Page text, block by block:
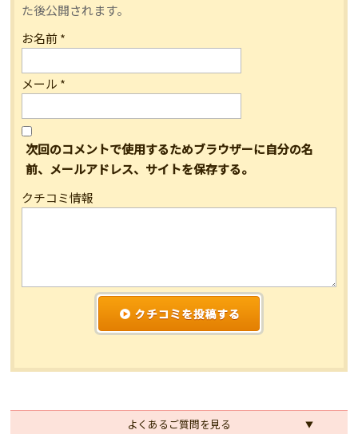
た後公開されます。
お名前*
メール *
次回のコメントで使用するためブラウザーに自分の名
前、メールアドレス、サイトを保存する。
クチコミ情報
よくあるご質問を見る